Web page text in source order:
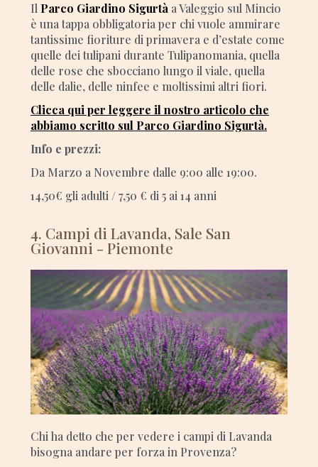
Il Parco Giardino Sigurtà a Valeggio sul Mincio
è una tappa obbligatoria per chi vuole ammirare
tantissime fioriture di primavera e d’estate come
quelle dei tulipani durante Tulipanomania, quella
delle rose che sbocciano lungo il viale, quella
delle dalie, delle ninfee e moltissimi altri fiori.
Clicca qui per leggere il nostro articolo che
abbiamo scritto sul Parco Giardino Sigurtà.
Info e prezzi:
Da Marzo a Novembre dalle 9:00 alle 19:00.
14,50€ gli adulti / 7,50 € di 5 ai 14 anni
4. Campi di Lavanda, Sale San
Giovanni - Piemonte
Chi ha detto che per vedere i campi di Lavanda
bisogna andare per forza in Provenza?